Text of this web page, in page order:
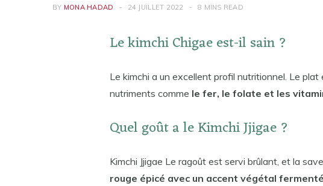
BY MONA HADAD 24 JUILLET 2022 8 MINS READ
Le kimchi Chigae est-il sain ?
Le kimchi a un excellent profil nutritionnel. Le
nutriments comme le fer, le folate et les
Quel goût a le Kimchi Jjigae ?
Kimchi Jjigae Le ragoût est servi brûlant, et la
rouge épicé avec un accent végétal